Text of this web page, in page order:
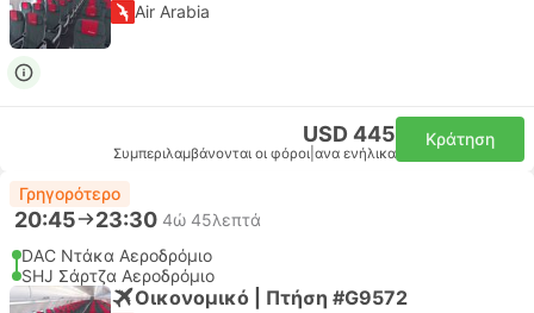
Air Arabia
USD 445
Συμπεριλαμβάνονται οι φόροι ανα ενήλικα
Κράτηση
Γρηγορότερο
20:45 23:30 4ώ 45λεπτά
DAC Ντάκα Αεροδρόμιο
SHJ Σάρτζα Αεροδρόμιο
Οικονομικό | Πτήση #G9572